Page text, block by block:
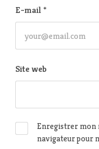
E-mail *
Site web
Enregistrer mon
navigateur pour